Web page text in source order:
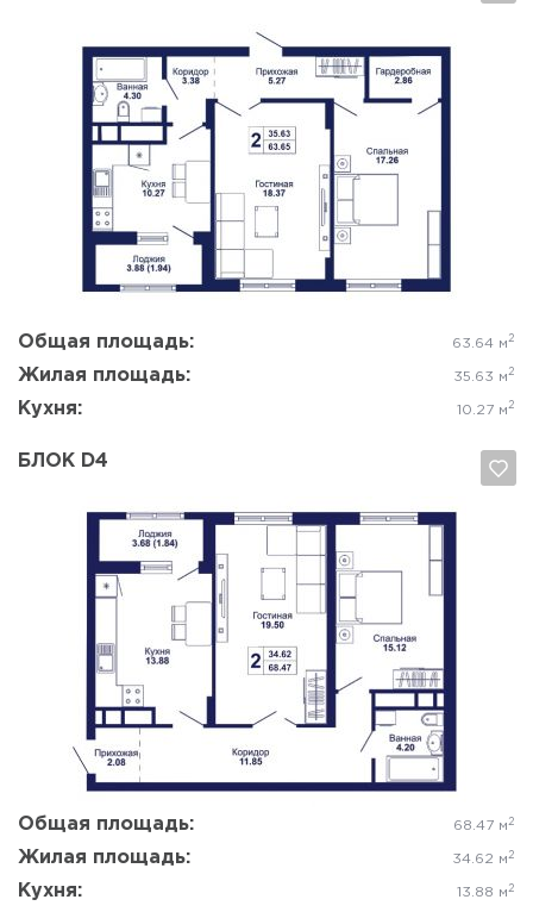
Общая площадь: 63.64 м 2
Жилая площадь: 35.63 м 2
Кухня: 10.27 м 2
Да, удалить Отмена
БЛОК D4
Общая площадь: 68.47 м 2
Жилая площадь: 34.62 м 2
Кухня: 13.88 м 2
Отмена